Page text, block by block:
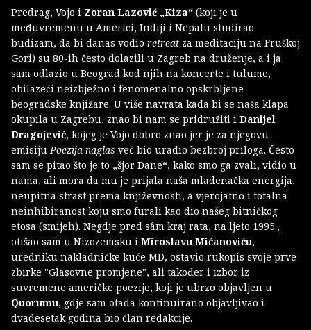
Predrag, Vojo i Zoran Lazović „Kiza“ (koji je u
međuvremenu u Americi, Indiji i Nepalu studirao
budizam, da bi danas vodio retreat za meditaciju na Fruškoj
Gori) su 80-ih često dolazili u Zagreb na druženje, a i ja
sam odlazio u Beograd kod njih na koncerte i tulume,
obilazeći neizbježno i fenomenalno opskrbljene
beogradske knjižare. U više navrata kada bi se naša klapa
okupila u Zagrebu, znao bi nam se pridružiti i Danijel
Dragojević, kojeg je Vojo dobro znao jer je za njegovu
emisijuPoezija naglas već bio uradio bezbroj priloga. Često
sam se pitao što je to „šjor Dane“, kako smo ga zvali, vidio u
nama, ali mora da mu je prijala naša mladenačka energija,
neupitna strast prema književnosti, a vjerojatno i totalna
neinhibiranost koju smo furali kao dio našeg bitničkog
etosa (smijeh). Negdje pred sâm kraj rata, na ljeto 1995.,
otišao sam u Nizozemsku i Miroslavu Mićanoviću,
uredniku nakladničke kuće MD, ostavio rukopis svoje prve
zbirke "Glasovne promjene", ali također i izbor iz
suvremene američke poezije, koji je ubrzo objavljen u
Quorumu, gdje sam otada kontinuirano objavljivao i
dvadesetak godina bio član redakcije.